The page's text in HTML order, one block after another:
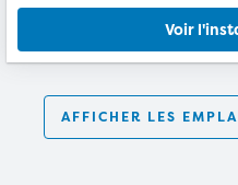
Voir
AFFICHER LES